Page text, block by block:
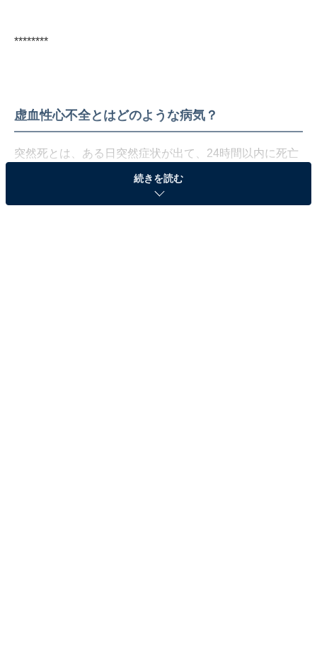
********
虚血性心不全とはどのような病気？
突然死とは、ある日突然症状が出て、24時間以内に死亡
してしまうこと。米田氏によると、突然死の6割以上の
多くを占めるのは心臓が原因となる「心臓突然死」で、
続きを読む